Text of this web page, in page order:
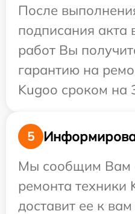
После
подписания
работ Вы
гарантию на
Kugoo сроком на
5
Мы сообщим Вам
ремонта техники
доставит ее к